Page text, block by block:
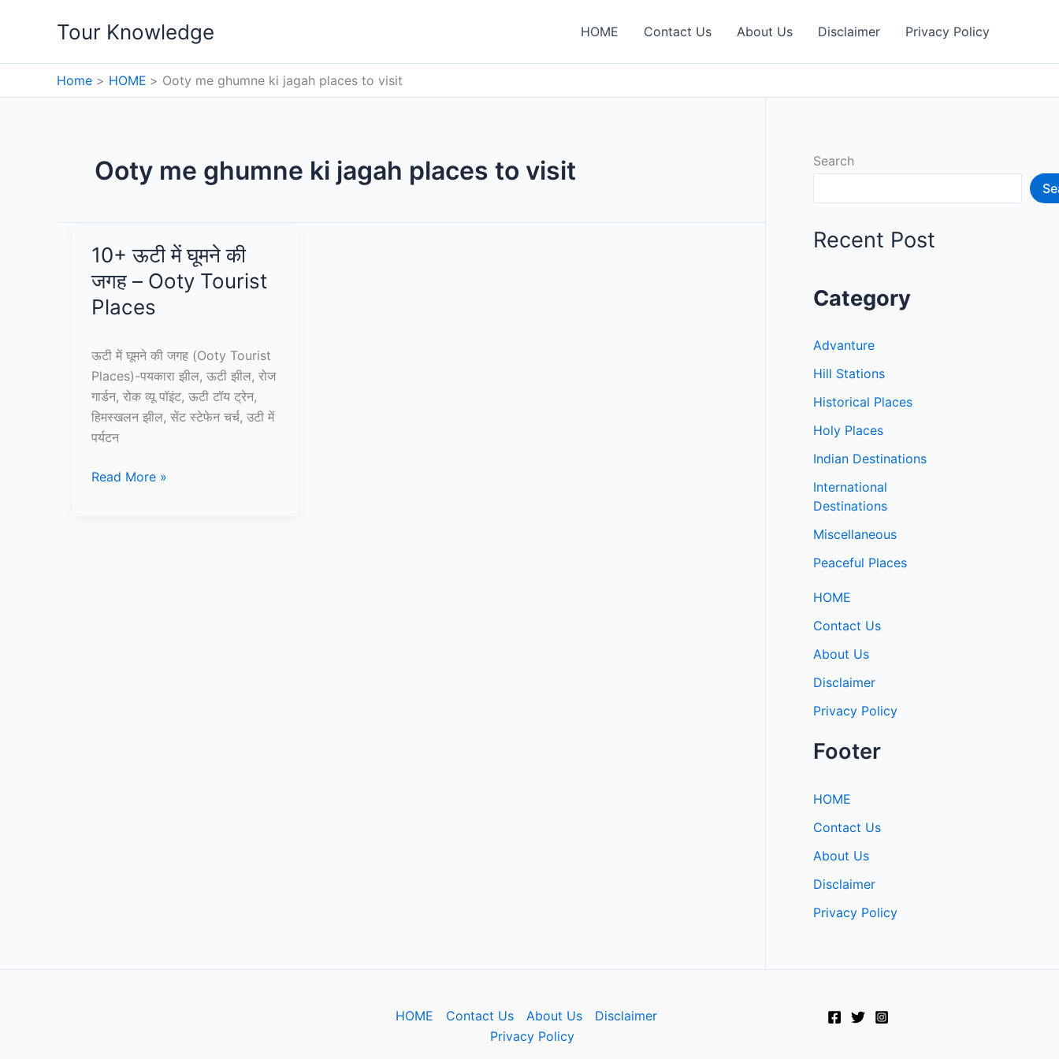
Tour Knowledge HOME Contact Us About Us Disclaimer Privacy Policy
Home HOME Ooty me ghumne ki jagah places to visit
Ooty me ghumne ki jagah places to visit
10+ ऊटी में घूमने की
जगह – Ooty Tourist
Places
ऊटी में घूमने की जगह (Ooty Tourist
Places)-पयकारा झील, ऊटी झील, रोज
गार्डन, रोक व्यू पॉइंट, ऊटी टॉय ट्रेन,
हिमस्खलन झील, सेंट स्टेफेन चर्च, उटी में
पर्यटन
10+
Read More »
Search
Recent Post
Category
Advanture
Hill Stations
Historical Places
Holy Places
Indian Destinations
International
Destinations
Miscellaneous
Peaceful Places
HOME
Contact Us
About Us
Disclaimer
Privacy Policy
Footer
HOME
Contact Us
About Us
Disclaimer
Privacy Policy
HOME Contact Us About Us
Disclaimer
Privacy Policy